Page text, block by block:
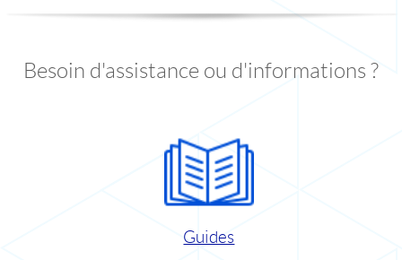
Besoin d'assistance ou d'informations ?
Guides